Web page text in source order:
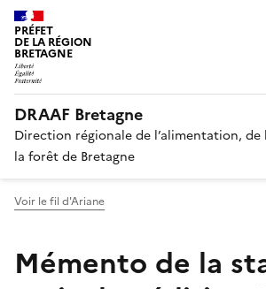
PRÉFET
DE LA RÉGION
BRETAGNE
DRAAF Bretagne
Direction régionale de l’alimentation, de
la forêt de Bretagne
Voir le fil d'Ariane
Mémento de la